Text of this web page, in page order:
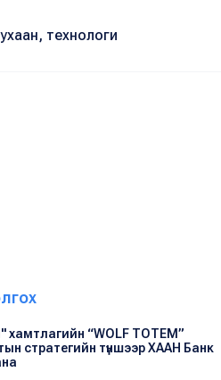
технологи
хамтлагийн “WOLF TOTEM”
стратегийн түншээр ХААН Банк